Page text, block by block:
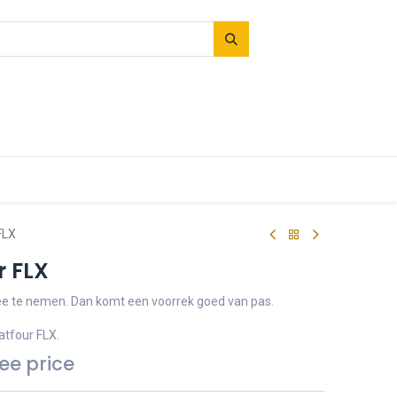
te nemen. Dan komt een voorrek goed van pas.
FLX.
price